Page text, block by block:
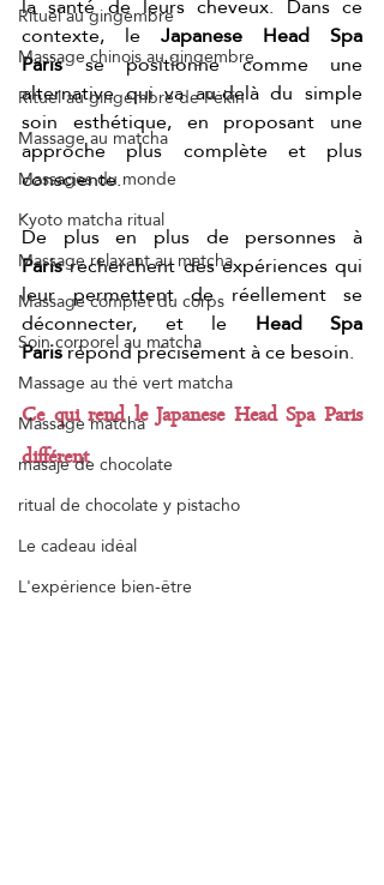
Rituel au gingembre
Massage chinois au gingembre
Rituel au gingembre de Pékin
Massage au matcha
Massages du monde
Kyoto matcha ritual
Massage relaxant au matcha
Massage complet du corps
Soin corporel au matcha
Massage au thé vert matcha
Massage matcha
masaje de chocolate
ritual de chocolate y pistacho
Le cadeau idéal
L'expérience bien-être
contexte, le Japanese Head Spa
Paris se positionne comme une
alternative qui va au-delà du simple
soin esthétique, en proposant une
approche plus complète et plus
consciente.
Paris recherchent des expériences qui
leur permettent de réellement se
déconnecter, et le Head Spa
Paris répond précisément à ce besoin.
Ce qui rend le Japanese Head Spa Paris
différent